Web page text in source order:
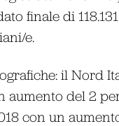
finale di
e.
il Nord
aumento del 2
con un